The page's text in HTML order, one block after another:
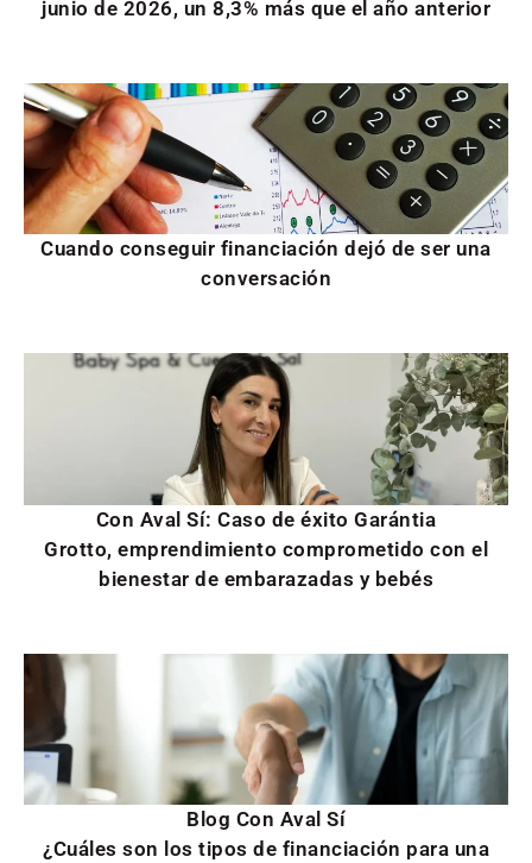
junio de 2026, un 8,3% más que el año anterior
Cuando conseguir financiación dejó de ser una
conversación
Con Aval Sí: Caso de éxito Garántia
Grotto, emprendimiento comprometido con el
bienestar de embarazadas y bebés
Blog Con Aval Sí
¿Cuáles son los tipos de financiación para una